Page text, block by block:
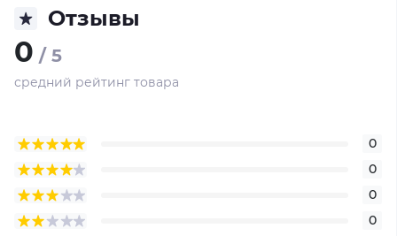
Отзывы
0 / 5
средний рейтинг товара
0
0
0
0